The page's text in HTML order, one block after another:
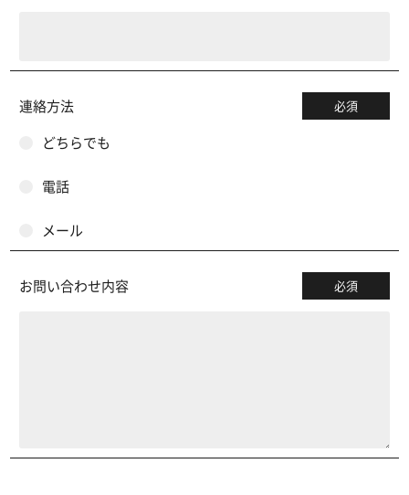
連絡方法 必須
どちらでも
電話
メール
お問い合わせ内容 必須